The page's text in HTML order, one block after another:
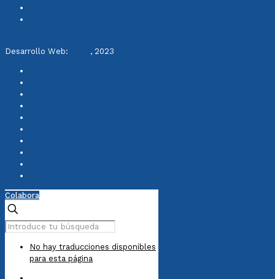
Desarrollo Web: , 2023
Colabora
No hay traducciones disponibles
para esta página